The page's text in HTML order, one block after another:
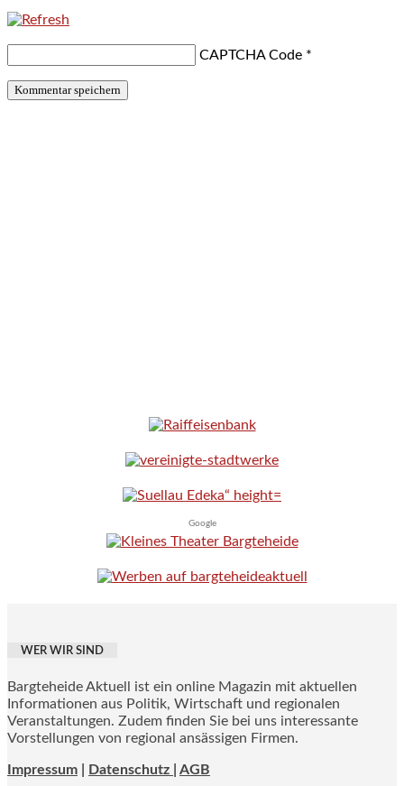
CAPTCHA Code *
Google
WER WIR SIND
Bargteheide Aktuell ist ein online Magazin mit aktuellen
Informationen aus Politik, Wirtschaft und regionalen
Veranstaltungen. Zudem finden Sie bei uns interessante
Vorstellungen von regional ansässigen Firmen.
Impressum Datenschutz | AGB